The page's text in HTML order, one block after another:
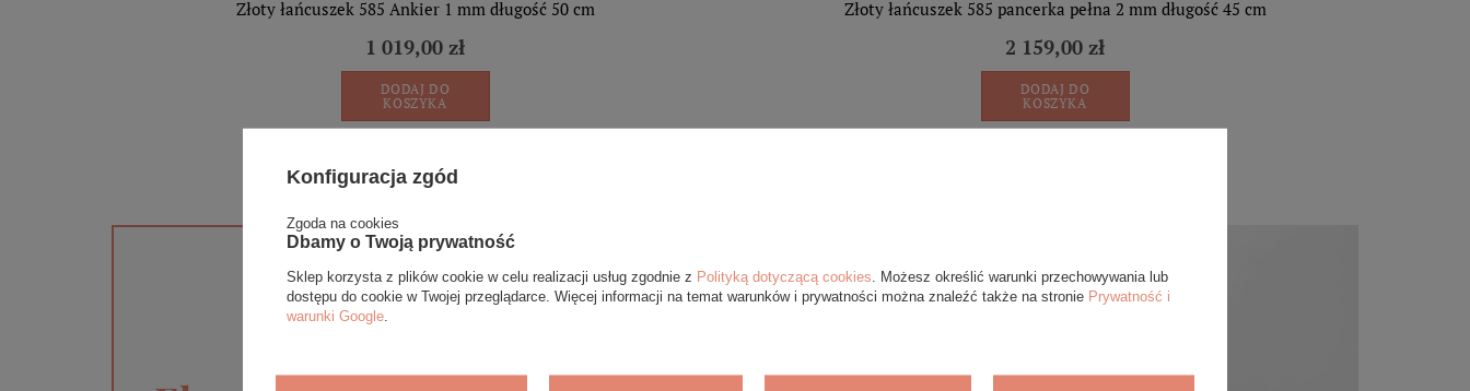
Złoty łańcuszek 585 Ankier 1 mm długość 50 cm
1 019,00 zł
DODAJ DO
KOSZYKA
Złoty łańcuszek 585 pancerka pełna 2 mm długość 45 cm
2 159,00 zł
DODAJ DO
KOSZYKA
Konfiguracja zgód
Zgoda na cookies
Dbamy o Twoją prywatność
Sklep korzysta z plików cookie w celu realizacji usług zgodnie z Polityką dotyczącą cookies . Możesz określić warunki przechowywania lub
dostępu do cookie w Twojej przeglądarce. Więcej informacji na temat warunków i prywatności można znaleźć także na stronie Prywatność i
warunki Google